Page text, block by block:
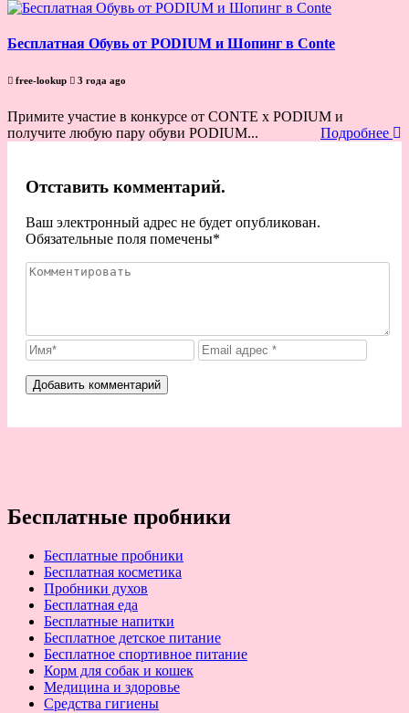
Бесплатная Обувь от PODIUM и Шопинг в Conte
free-lookup 3 года ago
Примите участие в конкурсе от CONTE x PODIUM и
получите любую пару обуви PODIUM...
Подробнее
Отставить комментарий.
Ваш электронный адрес не будет опубликован.
Обязательные поля помечены*
Бесплатные пробники
Бесплатные пробники
Бесплатная косметика
Пробники духов
Бесплатная еда
Бесплатные напитки
Бесплатное детское питание
Бесплатное спортивное питание
Корм для собак и кошек
Медицина и здоровье
Средства гигиены